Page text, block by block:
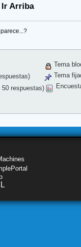
Ir Arriba
respuestas)
Tema
Tema